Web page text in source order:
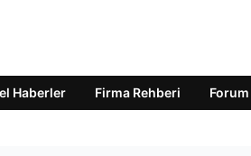
Haberler Firma Rehberi Forum